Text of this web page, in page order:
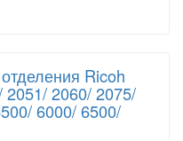
Ricoh
2060/ 2075/
6000/ 6500/